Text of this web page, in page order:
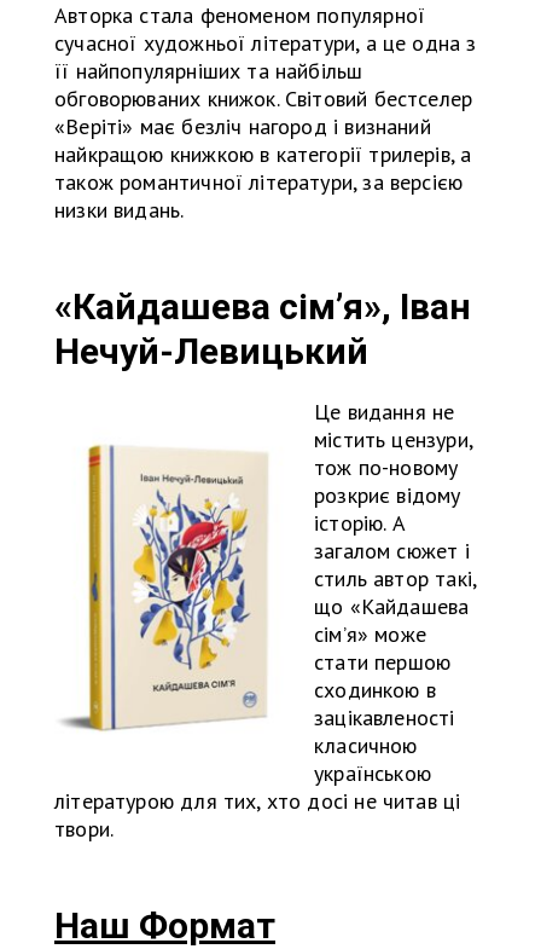
Авторка стала феноменом популярної
сучасної художньої літератури, а це одна з
її найпопулярніших та найбільш
обговорюваних книжок. Світовий бестселер
«Веріті» має безліч нагород і визнаний
найкращою книжкою в категорії трилерів, а
також романтичної літератури, за версією
низки видань.
«Кайдашева сім’я», Іван
Нечуй-Левицький
Це видання не
містить цензури,
тож по-новому
розкриє відому
історію. А
загалом сюжет і
стиль автор такі,
що «Кайдашева
сім’я» може
стати першою
сходинкою в
зацікавленості
класичною
українською
літературою для тих, хто досі не читав ці
твори.
Наш Формат